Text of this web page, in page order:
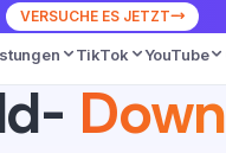
VERSUCHE ES JETZT
TikTok YouTube